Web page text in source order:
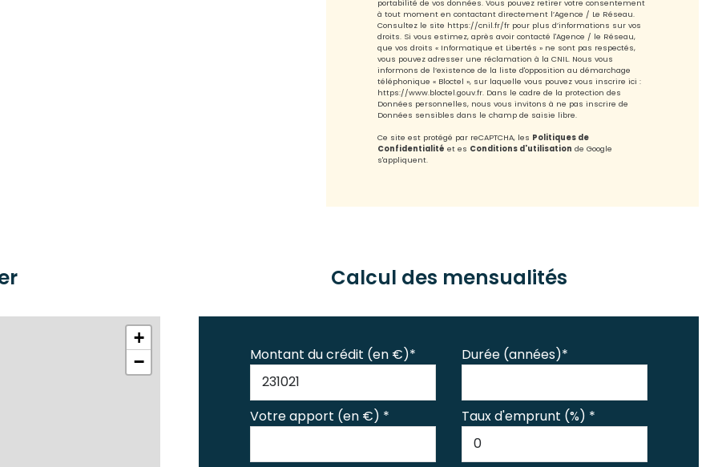
portabilité de vos données. Vous pouvez retirer votre consentement
à tout moment en contactant directement l’Agence / Le Réseau.
Consultez le site https://cnil.fr/frpour plus d’informations sur vos
droits. Si vous estimez, après avoir contacté l'Agence / le Réseau,
que vos droits « Informatique et Libertés » ne sont pas respectés,
vous pouvez adresser une réclamation à la CNIL. Nous vous
informons de l’existence de la liste d'opposition au démarchage
téléphonique « Bloctel », sur laquelle vous pouvez vous inscrire ici :
https://www.bloctel.gouv.fr. Dans le cadre de la protection des
Données personnelles, nous vous invitons à ne pas inscrire de
Données sensibles dans le champ de saisie libre.
Ce site est protégé par reCAPTCHA, les Politiques de
Confidentialité et es Conditions d'utilisation de Google
s'appliquent.
+
−
Calcul des mensualités
Montant du crédit (en €)* Durée (années)*
Votre apport (en €) * Taux d'emprunt (%) *